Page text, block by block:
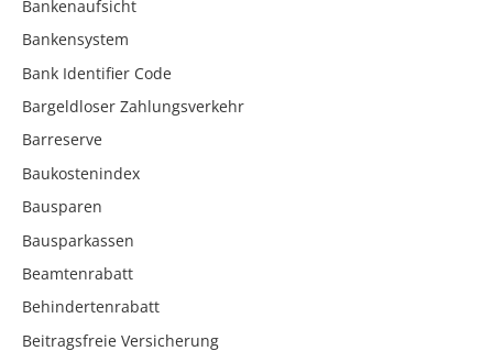
Bankenaufsicht
Bankensystem
Bank Identifier Code
Bargeldloser Zahlungsverkehr
Barreserve
Baukostenindex
Bausparen
Bausparkassen
Beamtenrabatt
Behindertenrabatt
Beitragsfreie Versicherung